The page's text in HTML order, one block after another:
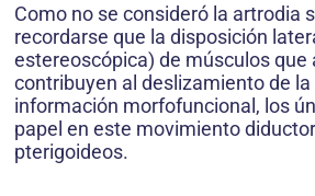
Como no se consideró la artrodia
recordarse que la disposición
estereoscópica) de músculos que
contribuyen al deslizamiento de la
información morfofuncional, los
papel en este movimiento
pterigoideos.